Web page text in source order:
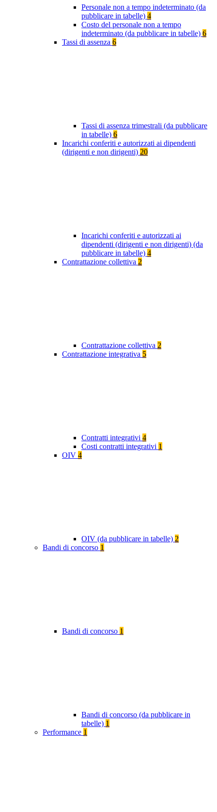
Personale non a tempo indeterminato (da
pubblicare in tabelle) 4
Costo del personale non a tempo
indeterminato (da pubblicare in tabelle) 6
Tassi di assenza 6
Tassi di assenza trimestrali (da pubblicare
in tabelle) 6
Incarichi conferiti e autorizzati ai dipendenti
(dirigenti e non dirigenti) 20
Incarichi conferiti e autorizzati ai
dipendenti (dirigenti e non dirigenti) (da
pubblicare in tabelle) 4
Contrattazione collettiva 2
Contrattazione collettiva 2
Contrattazione integrativa 5
Contratti integrativi 4
Costi contratti integrativi 1
OIV 4
OIV (da pubblicare in tabelle) 2
Bandi di concorso 1
Bandi di concorso 1
Bandi di concorso (da pubblicare in
tabelle) 1
Performance 1